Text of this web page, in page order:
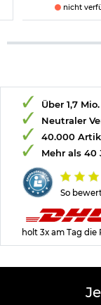
nicht
So
Über 1,7
Neutraler
40.000
Mehr als 40
holt 3x am Tag die